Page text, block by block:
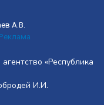
А.В.
«Республика
И.И.